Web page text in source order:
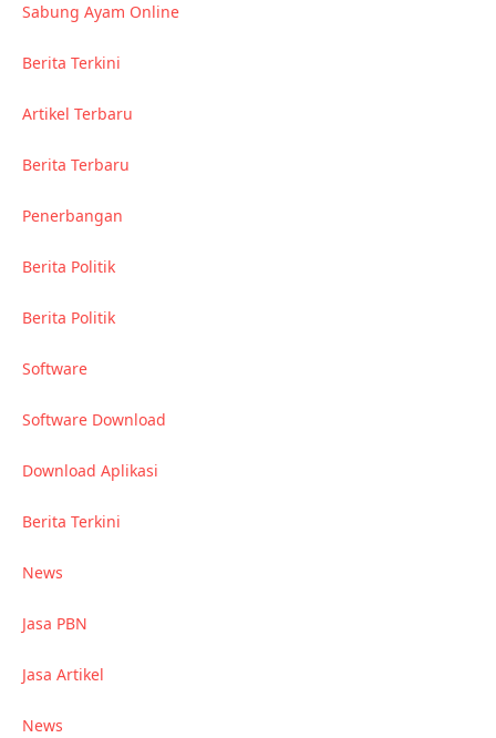
Sabung Ayam Online
Berita Terkini
Artikel Terbaru
Berita Terbaru
Penerbangan
Berita Politik
Berita Politik
Software
Software Download
Download Aplikasi
Berita Terkini
News
Jasa PBN
Jasa Artikel
News